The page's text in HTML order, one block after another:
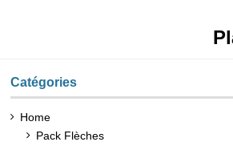
Catégories
Home
Pack Flèches